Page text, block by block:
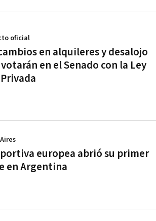
en alquileres y desalojo
en el Senado con la Ley
oficial
europea abrió su primer
en Argentina